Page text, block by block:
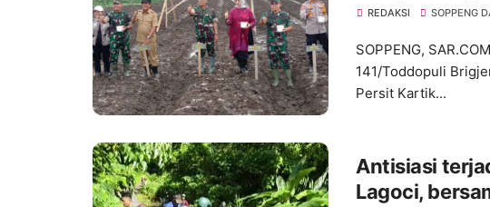
REDAKSI SOPPENG
SOPPENG,
141/Toddopuli
Persit Kartik...
Antisiasi terjadinya
Lagoci, bersama Koramil 04/Liliriaja Kodim